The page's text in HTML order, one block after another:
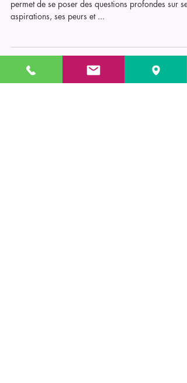
La Solitude : Un Chemin Vers la
La solitude offre un espace pour l'introspection. Elle
permet de se poser des questions profondes sur ses
aspirations, ses peurs et ...